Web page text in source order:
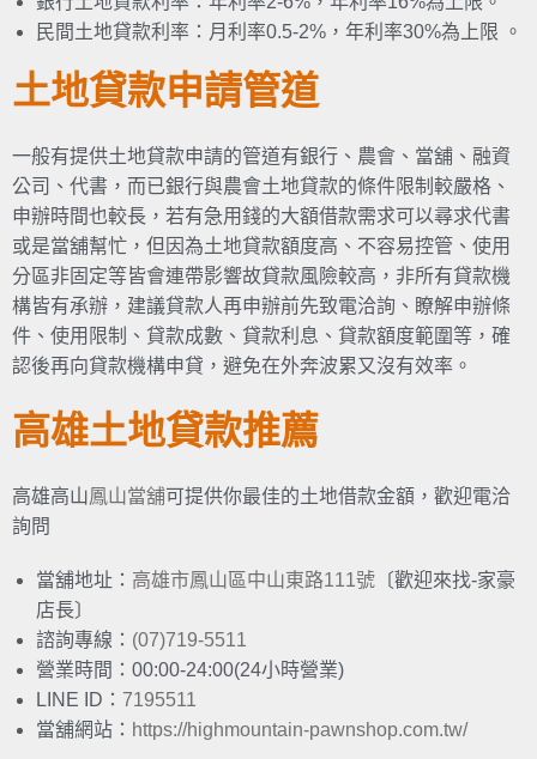
民間土地貸款利率：月利率0.5-2%，年利率30%為上限 。
土地貸款申請管道
一般有提供土地貸款申請的管道有銀行、農會、當舖、融資
公司、代書，而已銀行與農會土地貸款的條件限制較嚴格、
申辦時間也較長，若有急用錢的大額借款需求可以尋求代書
或是當舖幫忙，但因為土地貸款額度高、不容易控管、使用
分區非固定等皆會連帶影響故貸款風險較高，非所有貸款機
構皆有承辦，建議貸款人再申辦前先致電洽詢、瞭解申辦條
件、使用限制、貸款成數、貸款利息、貸款額度範圍等，確
認後再向貸款機構申貸，避免在外奔波累又沒有效率。
高雄土地貸款推薦
高雄高山鳳山當舖可提供你最佳的土地借款金額，歡迎電洽
詢問
當舖地址： 高雄市鳳山區中山東路111號 〔歡迎來找-家豪
店長〕
諮詢專線： (07)719-5511
營業時間：00:00-24:00(24小時營業)
LINE ID： 7195511
當舖網站： https://highmountain-pawnshop.com.tw/